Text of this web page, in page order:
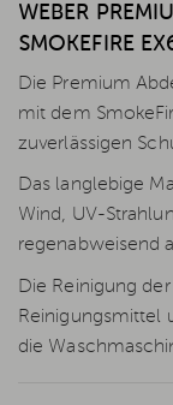
WEBER
SMOKEFIRE
Die Premium
mit dem
zuverlässigen
Das langlebige
Wind, UV-
regenabweisend
Die Reinigung
Reinigungsmittel
die